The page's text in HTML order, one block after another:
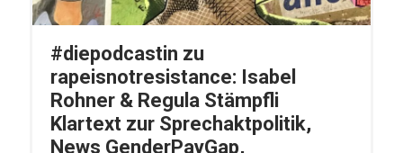
#diepodcastin zu
rapeisnotresistance: Isabel
Rohner & Regula Stämpfli
Klartext zur Sprechaktpolitik,
News GenderPayGap,